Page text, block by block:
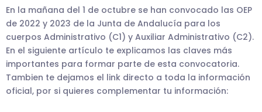
En la mañana del 1 de octubre se han convocado las OEP
de 2022 y 2023 de la Junta de Andalucía para los
cuerpos Administrativo (C1) y Auxiliar Administrativo (C2).
En el siguiente artículo te explicamos las claves más
importantes para formar parte de esta convocatoria.
Tambien te dejamos el link directo a toda la información
oficial, por si quieres complementar tu información: